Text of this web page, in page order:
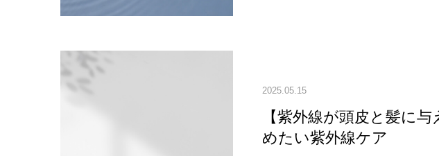
2025.05.15
【紫外線が頭皮と髪に
めたい紫外線ケア